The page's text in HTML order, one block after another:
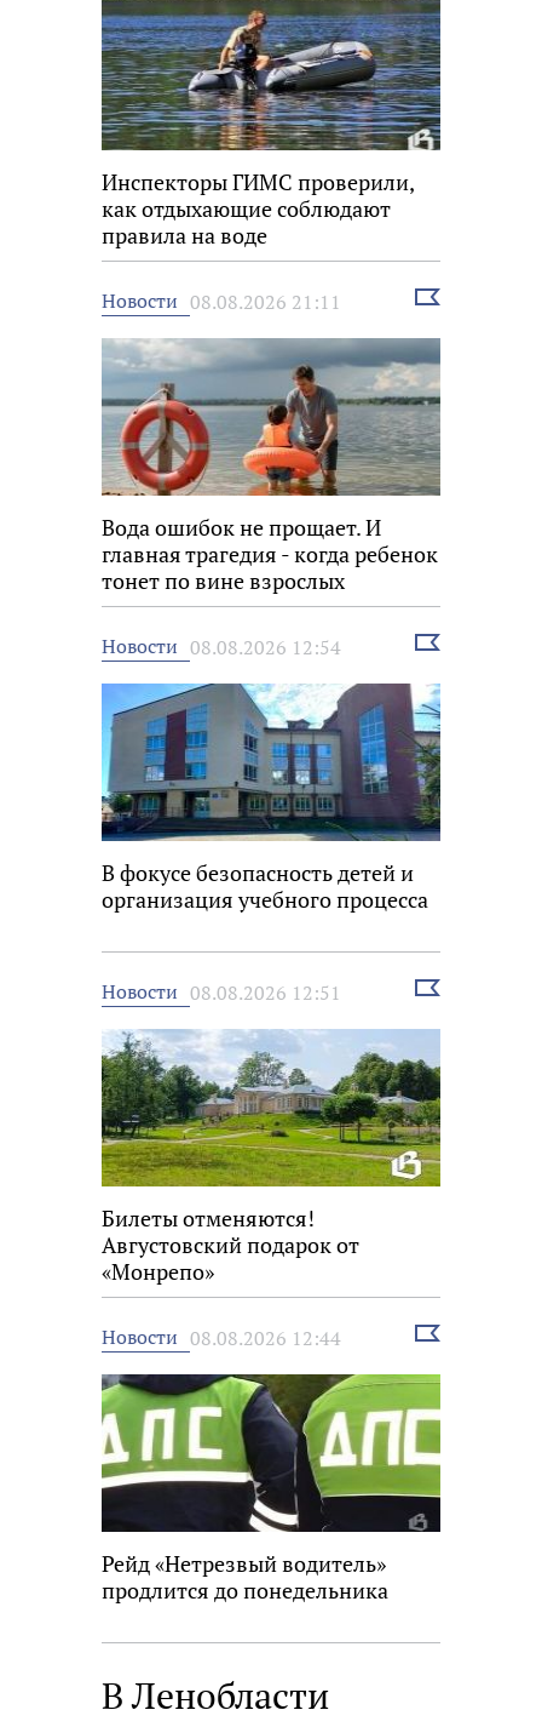
Инспекторы ГИМС проверили,
как отдыхающие соблюдают
правила на воде
Новости 08.08.2026 21:11
Выбрать
Вода ошибок не прощает. И
главная трагедия - когда ребенок
тонет по вине взрослых
Новости 08.08.2026 12:54
Выбрать
В фокусе безопасность детей и
организация учебного процесса
Новости 08.08.2026 12:51
Выбрать
Билеты отменяются!
Августовский подарок от
«Монрепо»
Новости 08.08.2026 12:44
Выбрать
Рейд «Нетрезвый водитель»
продлится до понедельника
В Ленобласти